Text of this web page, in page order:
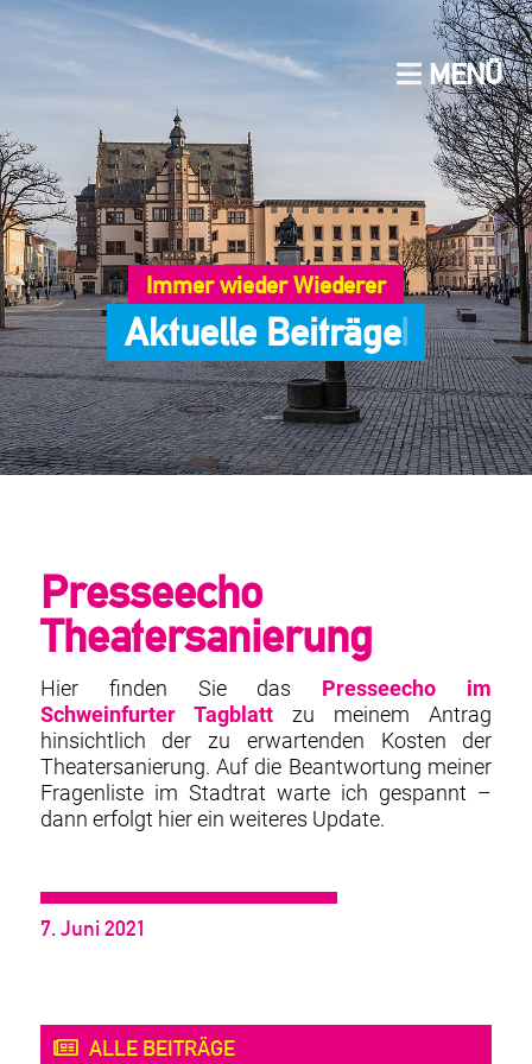
MENÜ
Immer wieder Wiederer
Aktuelle Beiträge
Presseecho
Theatersanierung
Hier finden Sie das
Presseecho im
Schweinfurter Tagblattzu meinem Antrag
hinsichtlich der zu erwartenden Kosten der
Theatersanierung. Auf die Beantwortung meiner
Fragenliste im Stadtrat warte ich gespannt –
dann erfolgt hier ein weiteres Update.
7. Juni 2021
ALLE BEITRÄGE